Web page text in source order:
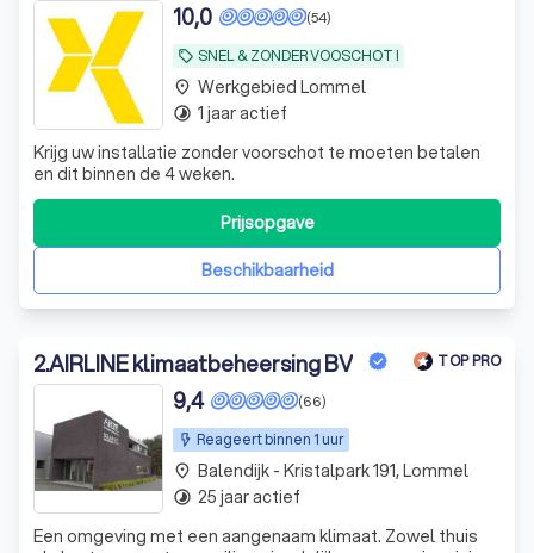
local_offer SNEL & ZONDER VOOSCHOT !
(54)
10,0
Krijg uw installatie zonder voorschot te moeten betalen
en dit binnen de 4 weken.
Beschikbaarheid
Prijsopgave
place Werkgebied Lommel
timelapse 1 jaar actief
2.AIRLINE klimaatbeheersing BV TOP PRO
Reageert binnen 1 uur
(66)
9,4
Een omgeving met een aangenaam klimaat. Zowel thuis
place Balendijk - Kristalpark 191, Lommel
timelapse 25 jaar actief